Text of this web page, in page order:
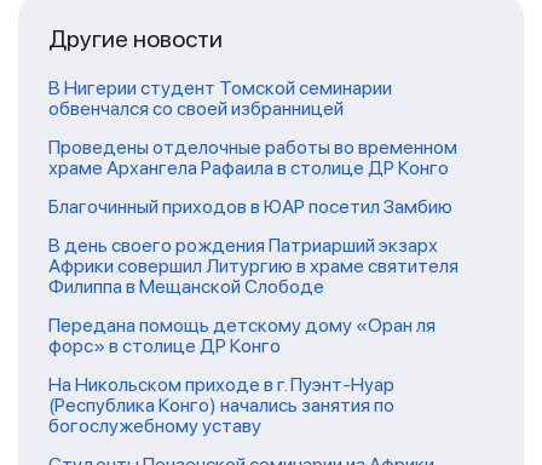
Другие новости
В Нигерии студент Томской семинарии
обвенчался со своей избранницей
Проведены отделочные работы во временном
храме Архангела Рафаила в столице ДР Конго
Благочинный приходов в ЮАР посетил Замбию
В день своего рождения Патриарший экзарх
Африки совершил Литургию в храме святителя
Филиппа в Мещанской Слободе
Передана помощь детскому дому «Оран ля
форс» в столице ДР Конго
На Никольском приходе в г. Пуэнт-Нуар
(Республика Конго) начались занятия по
богослужебному уставу